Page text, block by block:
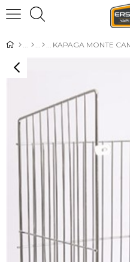
KAPAGA MONTE